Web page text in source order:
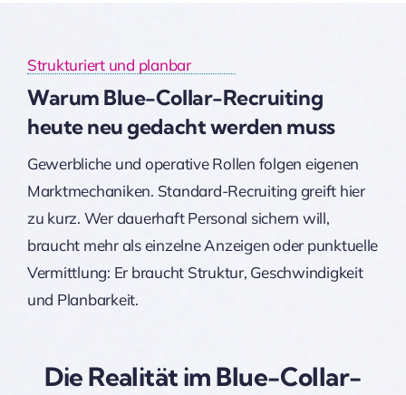
Strukturiert und planbar
Warum Blue-Collar-Recruiting
heute neu gedacht werden muss
Gewerbliche und operative Rollen folgen eigenen
Marktmechaniken. Standard-Recruiting greift hier
zu kurz. Wer dauerhaft Personal sichern will,
braucht mehr als einzelne Anzeigen oder punktuelle
Vermittlung: Er braucht Struktur, Geschwindigkeit
und Planbarkeit.
Die Realität im Blue-Collar-